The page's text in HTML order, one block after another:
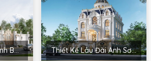
Thiết Kế Lâu Đài Anh Bắc – Lý Nhân, Hà Nam Thiết Kế Lâu Đài Anh Sơn – Thạch Thất